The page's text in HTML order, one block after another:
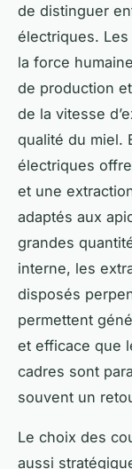
de distinguer
électriques.
la force
de production
de la vitesse
qualité du miel.
électriques
et une
adaptés aux
grandes
interne, les
disposés
permettent
et efficace que
cadres sont
souvent un
Le choix des
aussi